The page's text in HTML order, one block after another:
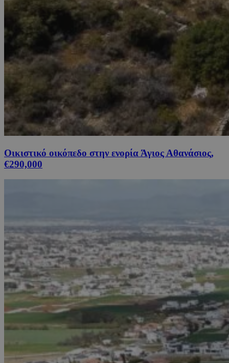
Οικιστικό οικόπεδο στην ενορία Άγιος Αθανάσιος,
€290,000